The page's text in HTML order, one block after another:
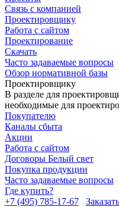
Связь с компанией
Проектировщику
Работа с сайтом
Проектирование
Скачать
Часто задаваемые вопросы
Обзор нормативной базы
Проектировщику
В разделе для
необходимые для
Покупателю
Каналы сбыта
Акции
Работа с сайтом
Договоры Белый свет
Покупка продукции
Часто задаваемые вопросы
Где купить?
+7 (495) 785-17-67